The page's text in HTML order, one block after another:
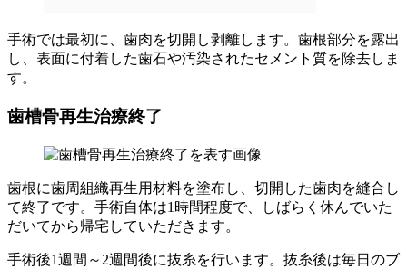
手術では最初に、歯肉を切開し剥離します。歯根部分を露出
し、表面に付着した歯石や汚染されたセメント質を除去しま
す。
歯槽骨再生治療終了
歯根に歯周組織再生用材料を塗布し、切開した歯肉を縫合し
て終了です。手術自体は1時間程度で、しばらく休んでいた
だいてから帰宅していただきます。
手術後1週間～2週間後に抜糸を行います。抜糸後は毎日のブ